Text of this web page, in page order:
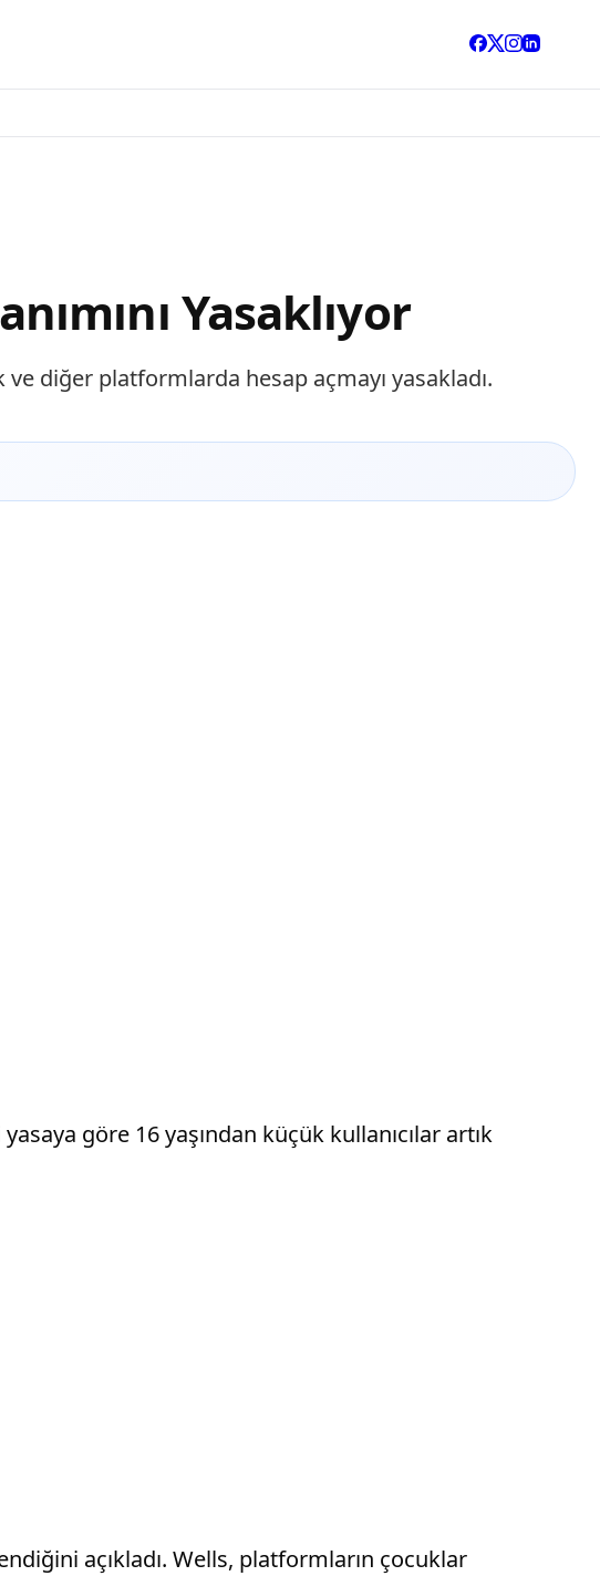
Yasaklıyor
ve diğer platformlarda hesap açmayı yasakladı.
göre 16 yaşından küçük kullanıcılar artık
açıkladı. Wells, platformların çocuklar